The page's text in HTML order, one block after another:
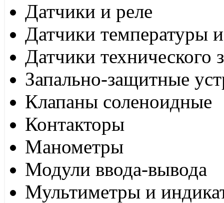
Датчики и реле
Датчики температуры
Датчики технического
Запально-защитные
Клапаны соленоидные
Контакторы
Манометры
Модули ввода-вывода
Мультиметры и